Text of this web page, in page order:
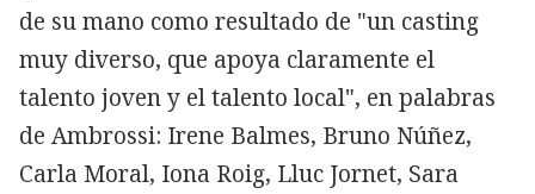
de su mano como resultado de "un casting
muy diverso, que apoya claramente el
talento joven y el talento local", en palabras
de Ambrossi: Irene Balmes, Bruno Núñez,
Carla Moral, Iona Roig, Lluc Jornet, Sara